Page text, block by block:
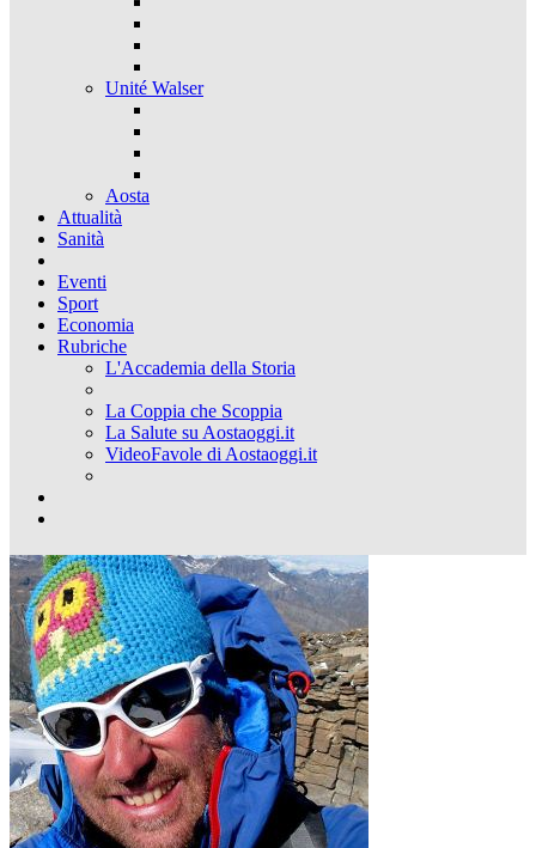
Unité Walser
Aosta
Attualità
Sanità
Eventi
Sport
Economia
Rubriche
L'Accademia della Storia
La Coppia che Scoppia
La Salute su Aostaoggi.it
VideoFavole di Aostaoggi.it